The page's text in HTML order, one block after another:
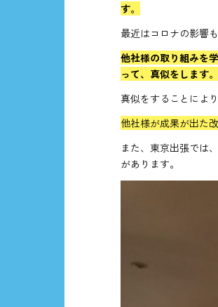
す。
最近はコロナの影響
他社様の取り組みを
って、真似をします。
真似をすることによ
他社様が成果が出た
また、東京出張では
があります。